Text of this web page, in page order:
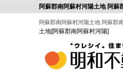
阿蘇郡南阿蘇村河陽土地 阿蘇
阿蘇郡南阿蘇村河陽土地 阿蘇郡
土地[阿蘇郡南阿蘇村河陽]